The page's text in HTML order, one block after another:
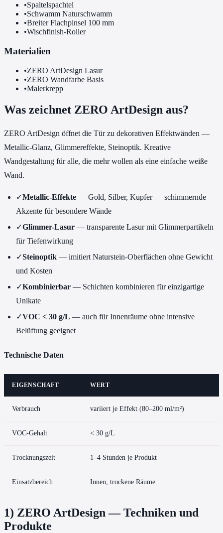
•Spaltelspachtel
•Schwamm Naturschwamm
•Breiter Flachpinsel 100 mm
•Wischfinish-Roller
Materialien
•ZERO ArtDesign Lasur
•ZERO Wandfarbe Basis
•Malerkrepp
Was zeichnet ZERO ArtDesign aus?
ZERO ArtDesign öffnet die Tür zu dekorativen Effektwänden —
Metallic-Glanz, Glimmereffekte, Steinoptik. Kreative
Wandgestaltung für alle, die mehr wollen als eine einfache weiße
Wand.
✓Metallic-Effekte — Gold, Silber, Kupfer — schimmernde
Akzente für besondere Wände
✓Glimmer-Lasur — transparente Lasur mit Glimmerpartikeln
für Tiefenwirkung
✓Steinoptik — imitiert Naturstein-Oberflächen ohne Gewicht
und Kosten
✓Kombinierbar — Schichten kombinieren für einzigartige
Unikate
✓VOC < 30 g/L — auch für Innenräume ohne intensive
Belüftung geeignet
Technische Daten
EIGENSCHAFT WERT
Verbrauch variiert je Effekt (80–200 ml/m²)
VOC-Gehalt < 30 g/L
Trocknungszeit 1–4 Stunden je Produkt
Einsatzbereich Innen, trockene Räume
1) ZERO ArtDesign — Techniken und
Produkte